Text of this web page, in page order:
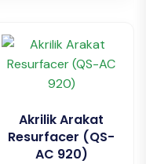
Akrilik Arakat
Resurfacer (QS-
AC 920)